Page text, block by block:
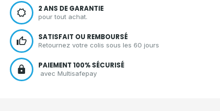
2 ANS DE GARANTIE
pour tout achat.
SATISFAIT OU REMBOURSÉ
Retournez votre colis sous les 60 jours
PAIEMENT 100% SÉCURISÉ
avec Multisafepay